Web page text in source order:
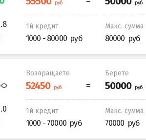
1й кредит
1000 - 80000
Макс. сумма
80000
Возвращаете Берете
1й кредит
1000 - 70000
Макс. сумма
70000